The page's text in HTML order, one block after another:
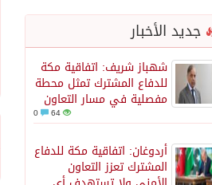
جديد الأخبار
شهباز شريف: اتفاقية مكة
للدفاع المشترك تمثل محطة
مفصلية في مسار التعاون
64
أردوغان: اتفاقية مكة للدفاع
المشترك تعزز التعاون